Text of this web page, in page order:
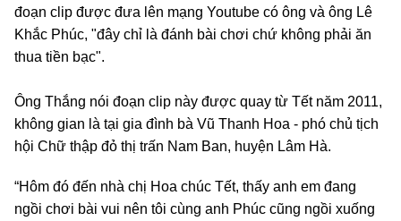
đoạn clip được đưa lên mạng Youtube có ông và ông Lê
Khắc Phúc, "đây chỉ là đánh bài chơi chứ không phải ăn
thua tiền bạc".
Ông Thắng nói đoạn clip này được quay từ Tết năm 2011,
không gian là tại gia đình bà Vũ Thanh Hoa - phó chủ tịch
hội Chữ thập đỏ thị trấn Nam Ban, huyện Lâm Hà.
“Hôm đó đến nhà chị Hoa chúc Tết, thấy anh em đang
ngồi chơi bài vui nên tôi cùng anh Phúc cũng ngồi xuống